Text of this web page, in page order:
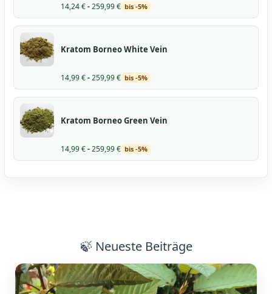
14,24€-259,99€ bis -5%
Kratom Borneo White Vein
14,99€-259,99€ bis -5%
Kratom Borneo Green Vein
14,99€-259,99€ bis -5%
🍃 Neueste Beiträge